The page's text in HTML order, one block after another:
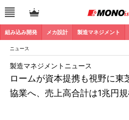
組み込み開発 メカ設計 製造マネジメント
ニュース
ロームが資本提携も視野に東
協業へ、売上高合計は1兆円
製造マネジメントニュース